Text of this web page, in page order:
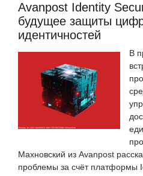
Avanpost Identity
будущее защиты
идентичностей
В
Махновский из Avanpost
проблемы за счёт платформы